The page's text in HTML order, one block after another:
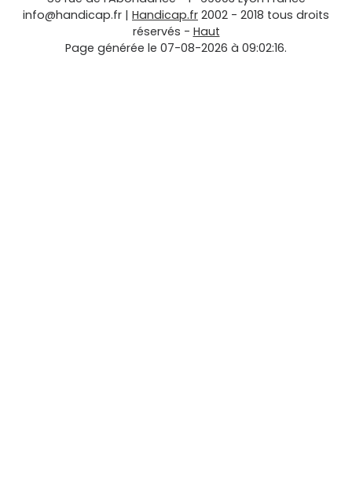
info@handicap.fr | Handicap.fr 2002 - 2018 tous droits
réservés - Haut
Page générée le 07-08-2026 à 09:02:16.